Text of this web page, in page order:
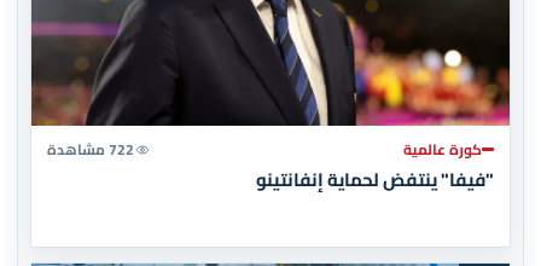
كورة عالمية 722 مشاهدة
"فيفا" ينتفض لحماية إنفانتينو